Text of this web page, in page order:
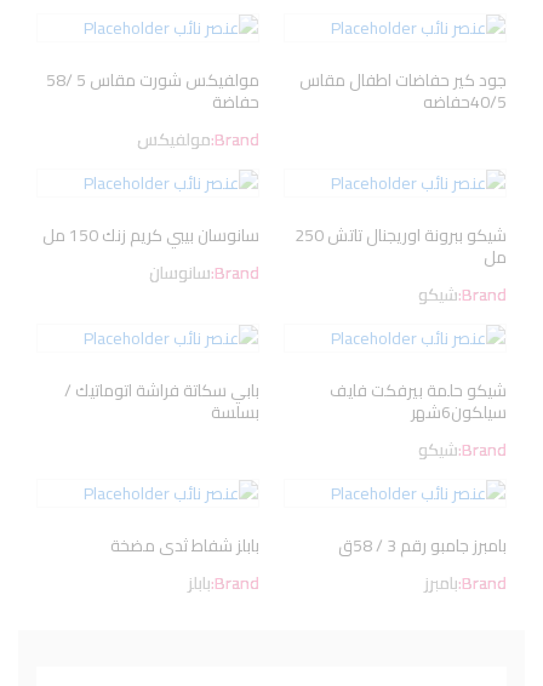
جود كير حفاضات اطفال مقاس
40/5حفاضه
مولفيكس شورت مقاس 5 /58
حفاضة
Brand:مولفيكس
شيكو ببرونة اوريجنال تاتش 250
مل
Brand:شيكو
سانوسان بيبي كريم زنك 150 مل
Brand:سانوسان
شيكو حلمة بيرفكت فايف
سيلكون6شهر
Brand:شيكو
بابي سكاتة فراشة اتوماتيك /
بسلسة
بامبرز جامبو رقم 3 / 58ق
Brand:بامبرز
بابلز شفاط ثدى مضخة
Brand:بابلز